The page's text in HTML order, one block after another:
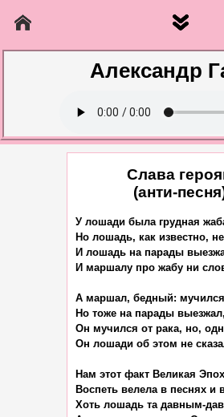
Александр
Слава
(анти-
У лошади была грудная
Но лошадь, как известно,
И лошадь на парады
И маршалу про жабу ни
А маршал, бедный: мучился
Но тоже на парады выезжал,
Он мучился от рака, но,
Он лошади об этом не
Нам этот факт Великая
Воспеть велела в песнях и
Хоть лошадь та давным-